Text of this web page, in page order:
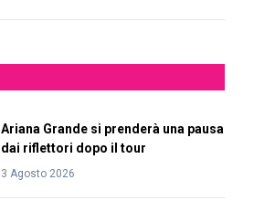
Ariana Grande si prenderà una pausa
dai riflettori dopo il tour
3 Agosto 2026